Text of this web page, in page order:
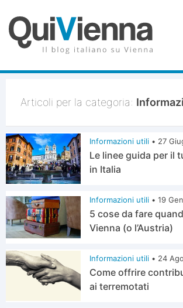
Articoli per la categoria:
Informazioni utili • 27
Le linee guida per il
in Italia
Informazioni utili • 19
5 cose da fare
Vienna (o l’Austria)
Informazioni utili • 24
Come offrire
ai terremotati